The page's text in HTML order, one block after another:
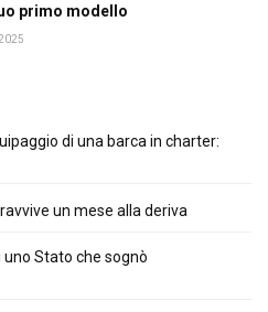
primo modello
di una barca in charter:
un mese alla deriva
uno Stato che sognò